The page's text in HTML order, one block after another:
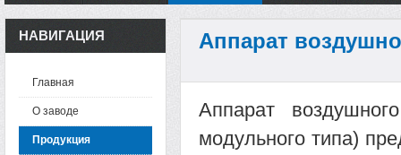
Аппарат
Аппарат
модульного типа)
НАВИГАЦИЯ
Главная
О заводе
Продукция